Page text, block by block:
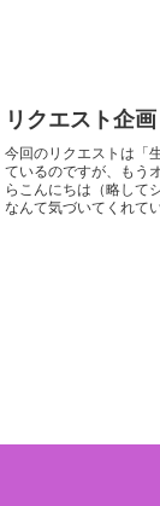
リクエスト企
今回のリクエストは「
ているのですが、もう
らこんにちは（略して
なんて気づいてくれて